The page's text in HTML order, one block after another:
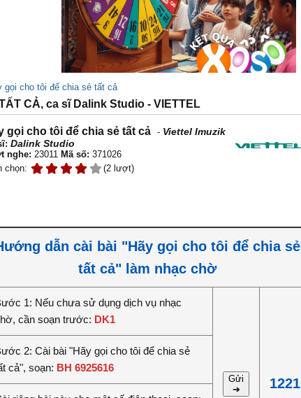
gọi cho tôi để chia sẻ tất cả
CẢ, ca sĩ Dalink Studio - VIETTEL
gọi cho tôi để chia sẻ tất cả - Viettel Imuzik
Dalink Studio
nghe: 23011 Mã số: 371026
chọn:
(2 lượt)
dẫn cài bài "Hãy gọi cho tôi để chia sẻ
tất cả" làm nhạc chờ
1: Nếu chưa sử dụng dịch vụ nhạc
cần soạn trước: DK1
Gửi
➔
1221
2: Cài bài "Hãy gọi cho tôi để chia sẻ
cả", soạn: BH 6925616